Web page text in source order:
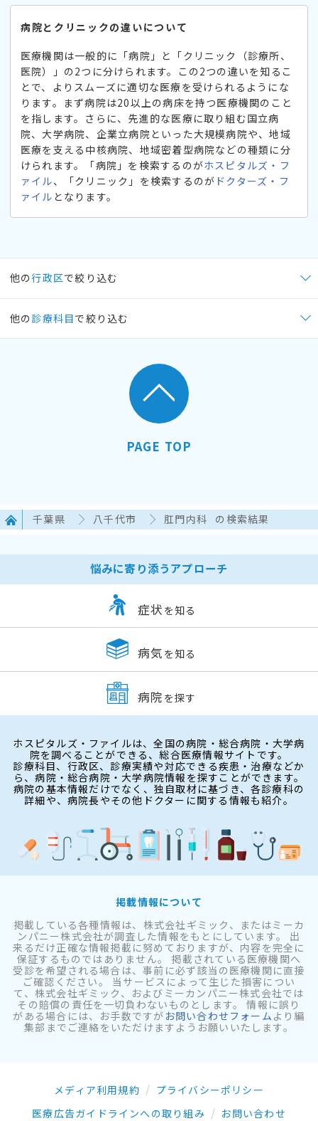
病院とクリニックの違いについて
医療機関は一般的に「病院」と「クリニック（診療所、
医院）」の2つに分けられます。この2つの違いを知るこ
とで、よりスムーズに適切な医療を受けられるようにな
ります。まず病院は20以上の病床を持つ医療機関のこと
を指します。さらに、先進的な医療に取り組む国立病
院、大学病院、企業立病院といった大規模病院や、地域
医療を支える中核病院、地域密着型病院などの種類に分
けられます。「病院」を検索するのがホスピタルズ・フ
ァイル、「クリニック」を検索するのが ドクターズ・フ
ァイル となります。
他の行政区で絞り込む
他の 診療科目で絞り込む
PAGE TOP
千葉県 八千代市 肛門内科 の検索結果
悩みに寄り添うアプローチ
症状 を知る
病気 を知る
病院 を探す
ホスピタルズ・ファイルは、全国の病院・総合病院・大学病
院を調べることができる、総合医療情報サイトです。
診療科目、行政区、診療実績や対応できる疾患・治療などか
ら、病院・総合病院・大学病院情報を探すことができます。
病院の基本情報だけでなく、独自取材に基づき、各診療科の
詳細や、病院長やその他ドクターに関する情報も紹介。
掲載情報について
掲載している各種情報は、株式会社ギミック、またはミーカ
ンパニー株式会社が調査した情報をもとにしています。 出
来るだけ正確な情報掲載に努めておりますが、内容を完全に
保証するものではありません。 掲載されている医療機関へ
受診を希望される場合は、事前に必ず該当の医療機関に直接
ご確認ください。 当サービスによって生じた損害につい
て、株式会社ギミック、およびミーカンパニー株式会社では
その賠償の責任を一切負わないものとします。 情報に誤り
がある場合には、お手数ですが お問い合わせフォーム より編
集部までご連絡をいただけますようお願いいたします。
メディア利用規約
プライバシーポリシー
医療広告ガイドラインへの取り組み
お問い合わせ